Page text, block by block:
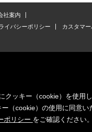
社案内
イバシーポリシー カスタマ
クッキー（cookie）を使用し
（cookie）の使用に同意い
ポリシー をご確認ください。